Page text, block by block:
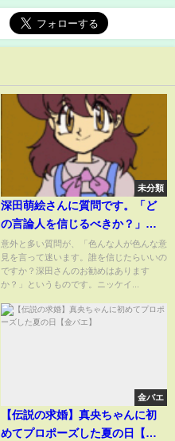
未分類
深田萌絵さんに質問です。「ど
の言論人を信じるべきか？」
【深田萌絵TV】
意外と多い質問が、「色んな人が色んな意
見を言って迷います。誰を信じたらいいの
ですか？深田さんのお勧めはあります
か？」というものです。ニッケイ...
金バエ
【伝説の求婚】真央ちゃんに初
めてプロポーズした夏の日【金